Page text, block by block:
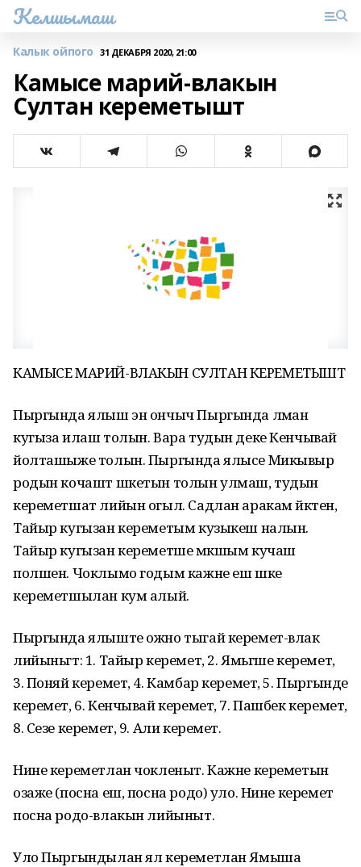
Келшымаш
Калык ойпого 31 ДЕКАБРЯ 2020, 21:00
Камысе марий-влакын
Султан кереметышт
КАМЫСЕ МАРИЙ-ВЛАКЫН СУЛТАН КЕРЕМЕТЫШТ
Пыргында ялыш эн ончыч Пыргында лӱман
кугыза илаш толын. Вара тудын деке Кенчывай
йолташыже толын. Пыргында ялысе Микывыр
родын кочашт шкетын толын улмаш, тудын
кереметшат лийын огыл. Садлан аракам йӱктен,
Тайыр кугызан кереметым кузыкеш налын.
Тайыр кугызан кереметше мӱкшым кучаш
полшен. Чоклымо годым кажне еш шке
кереметшылан кум алый.
Пыргында ялыште ожно тыгай керемет-влак
лийыньгт: 1. Тайыр керемет, 2. Ямьгше керемет,
3. Поняй керемет, 4. Камбар керемет, 5. Пыргынде
керемет, 6. Кенчывай керемет, 7. Пашбек керемет,
8. Сезе керемет, 9. Али керемет.
Нине кереметлан чокленыт. Кажне кереметын
озаже (посна еш, посна родо) уло. Нине керемет
посна родо-влакын лийыныт.
Уло Пыргындылан ял кереметлан Ямыша